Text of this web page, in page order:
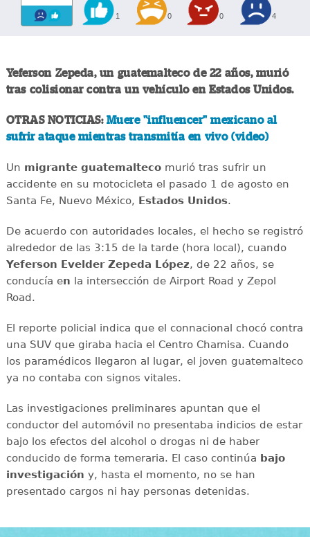
1 0 0 4
Yeferson Zepeda, un guatemalteco de 22 años, murió
tras colisionar contra un vehículo en Estados Unidos.
OTRAS NOTICIAS: Muere "influencer" mexicano al
sufrir ataque mientras transmitía en vivo (video)
Un migrante guatemaltecomurió tras sufrir un
accidente en su motocicleta el pasado 1 de agosto en
Santa Fe, Nuevo México, Estados Unidos.
De acuerdo con autoridades locales, el hecho se registró
alrededor de las 3:15 de la tarde (hora local), cuando
Yeferson Evelder Zepeda López, de 22 años, se
conducía en la intersección de Airport Road y Zepol
Road.
El reporte policial indica que el connacional chocó contra
una SUV que giraba hacia el Centro Chamisa. Cuando
los paramédicos llegaron al lugar, el joven guatemalteco
ya no contaba con signos vitales.
Las investigaciones preliminares apuntan que el
conductor del automóvil no presentaba indicios de estar
bajo los efectos del alcohol o drogas ni de haber
conducido de forma temeraria. El caso continúa bajo
investigación y, hasta el momento, no se han
presentado cargos ni hay personas detenidas.